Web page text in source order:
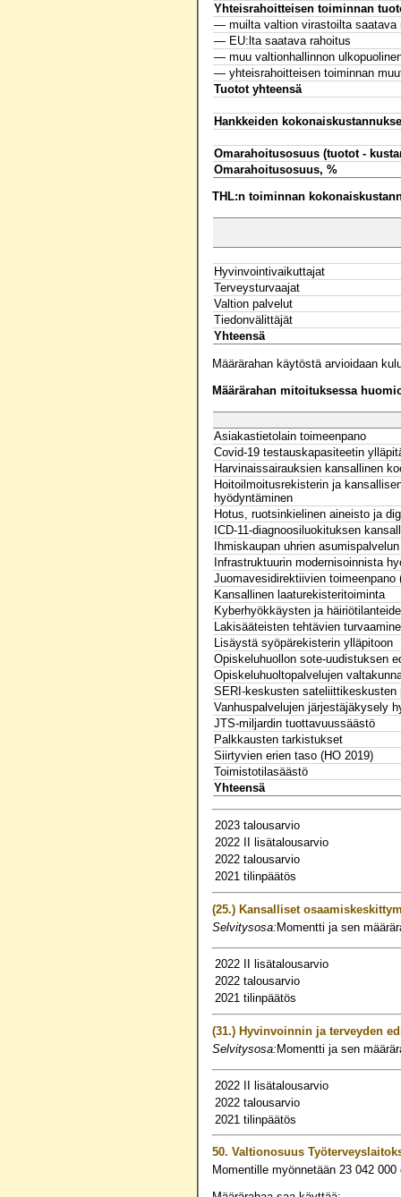
Yhteisrahoitteisen toiminnan
— muilta valtion virastoilta saatava
— EU:lta saatava rahoitus
— muu valtionhallinnon
— yhteisrahoitteisen toiminnan
Tuotot yhteensä
Hankkeiden
Omarahoitusosuus (tuotot -
Omarahoitusosuus, %
THL:n toiminnan
Hyvinvointivaikuttajat
Terveysturvaajat
Valtion palvelut
Tiedonvälittäjät
Yhteensä
Määrärahan käytöstä arvioidaan
Määrärahan mitoituksessa
Asiakastietolain toimeenpano
Covid-19 testauskapasiteetin
Harvinaissairauksien kansallinen
Hoitoilmoitusrekisterin ja
hyödyntäminen
Hotus, ruotsinkielinen aineisto ja
ICD-11-diagnoosiluokituksen
Ihmiskaupan uhrien
Infrastruktuurin modernisoinnista
Juomavesidirektiivien toimeenpano
Kansallinen laaturekisteritoiminta
Kyberhyökkäysten ja
Lakisääteisten tehtävien
Lisäystä syöpärekisterin ylläpitoon
Opiskeluhuollon sote-uudistuksen
Opiskeluhuoltopalvelujen
SERI-keskusten sateliittikeskusten
Vanhuspalvelujen järjestäjäkysely
JTS-miljardin tuottavuussäästö
Palkkausten tarkistukset
Siirtyvien erien taso (HO 2019)
Toimistotilasäästö
Yhteensä
2023 talousarvio
2022 II lisätalousarvio
2022 talousarvio
2021 tilinpäätös
(25.) Kansalliset
Selvitysosa:Momentti ja sen
2022 II lisätalousarvio
2022 talousarvio
2021 tilinpäätös
(31.) Hyvinvoinnin ja terveyden
Selvitysosa:Momentti ja sen
2022 II lisätalousarvio
2022 talousarvio
2021 tilinpäätös
50. Valtionosuus
Momentille myönnetään 23 042 000